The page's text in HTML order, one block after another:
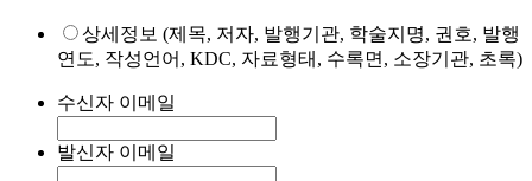
상세정보 (제목, 저자, 발행기관, 학술지명, 권호, 발행
연도, 작성언어, KDC, 자료형태, 수록면, 소장기관, 초록)
수신자 이메일
발신자 이메일